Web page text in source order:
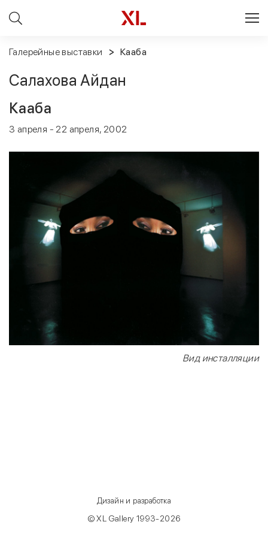
Галерейные выставки Кааба
Салахова Айдан
Кааба
3 апреля - 22 апреля, 2002
Вид инсталляции
© XL Gallery 1993-2026
Дизайн и разработка